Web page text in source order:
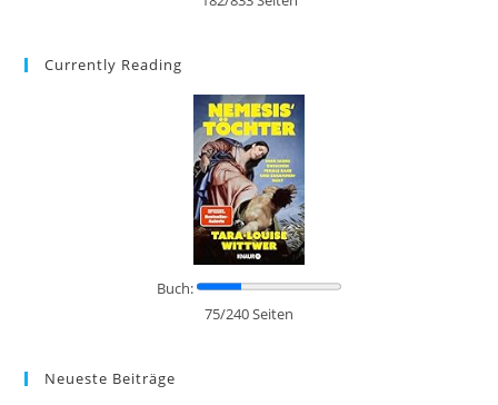
Currently Reading
Buch:
75/240 Seiten
Neueste Beiträge